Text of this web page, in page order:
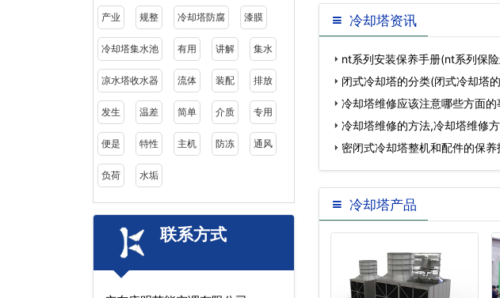
产业 规整 冷却塔防腐 漆膜
冷却塔集水池 有用 讲解 集水
凉水塔收水器 流体 装配 排放
发生 温差 简单 介质 专用
便是 特性 主机 防冻 通风
负荷 水垢
联系方式
冷却塔资讯
nt系列安装保养手册(nt系列保
闭式冷却塔的分类(闭式冷却塔
冷却塔维修应该注意哪些方面
… 冷却塔维修的方法,冷却塔维修
密闭式冷却塔整机和配件的保
冷却塔产品